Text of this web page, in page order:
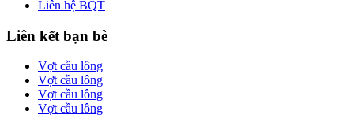
Liên hệ BQT
Liên kết bạn bè
Vợt cầu lông
Vợt cầu lông
Vợt cầu lông
Vợt cầu lông